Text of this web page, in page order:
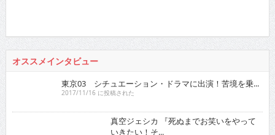
2022/7/16 に投稿された
ロザン クイズ番組でもお馴染み！高学歴芸人として
ブ...
2009/12/16 に投稿された
単...
2017/5/16 に投稿された